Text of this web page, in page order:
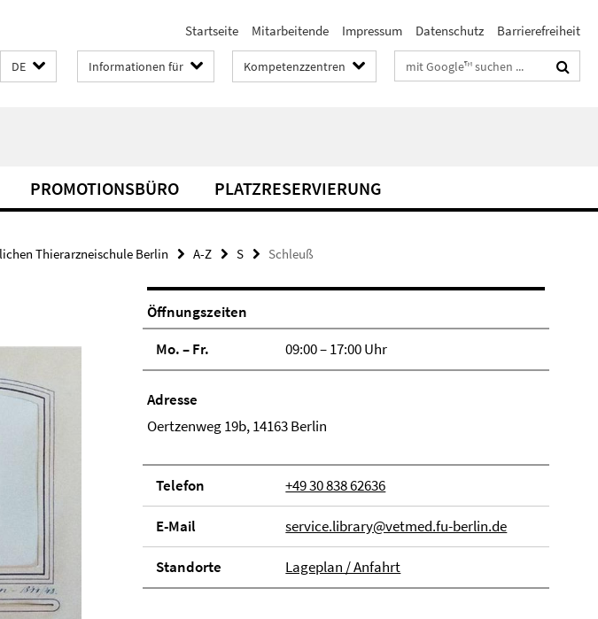
Startseite Mitarbeitende Impressum Datenschutz Barrierefreiheit
DE Informationen für Kompetenzzentren Suchbegriffe
PROMOTIONSBÜRO PLATZRESERVIERUNG
Thierarzneischule Berlin A-Z S Schleuß
Öffnungszeiten
Mo. – Fr.
09:00 – 17:00 Uhr
Adresse
Oertzenweg 19b, 14163 Berlin
Telefon +49 30 838 62636
E-Mail service.library@vetmed.fu-berlin.de
Stand­orte Lageplan / Anfahrt